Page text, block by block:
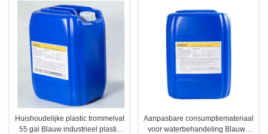
Huishoudelijke plastic trommelvat
55 gal Blauw industrieel plastic
Aanpasbare consumptiemateriaal
voor waterbehandeling Blauwe